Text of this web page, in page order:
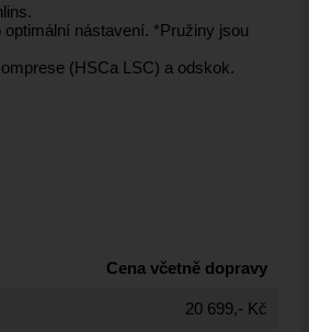
nástavení. *Pružiny jsou
(HSCa LSC) a odskok.
Cena včetně dopravy
20 699,- Kč